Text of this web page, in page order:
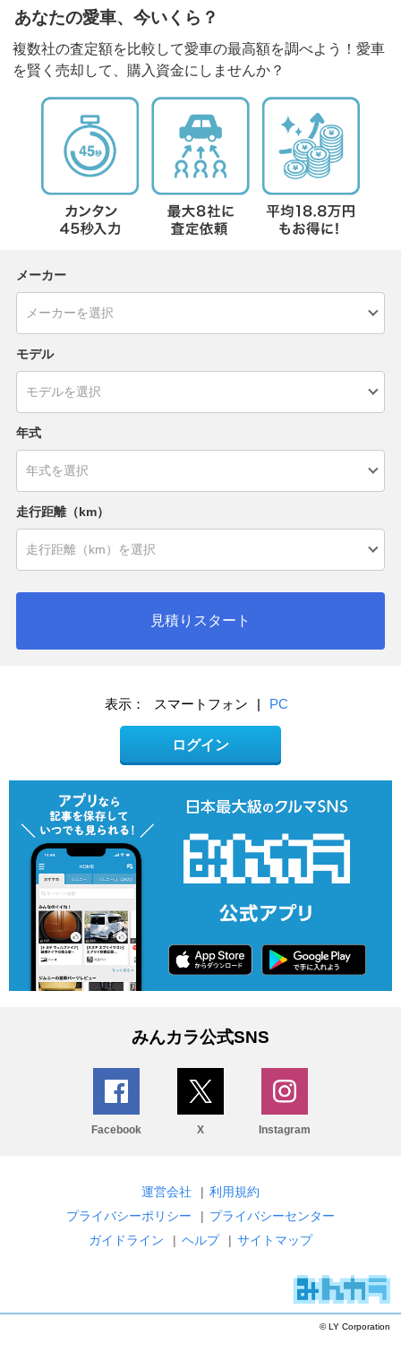
あなたの愛車、今いくら？
複数社の査定額を比較して愛車の最高額を調べよう！愛車
を賢く売却して、購入資金にしませんか？
メーカー
モデル
年式
走行距離（km）
見積りスタート
表示： スマートフォン | PC
ログイン
みんカラ公式SNS
Facebook X Instagram
運営会社 | 利用規約
プライバシーポリシー
| プライバシーセンター
ガイドライン
| ヘルプ | サイトマップ
© LY Corporation